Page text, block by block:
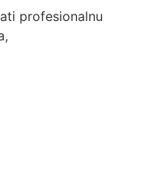
profesionalnu